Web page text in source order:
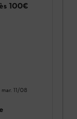
100€
mar. 11/08